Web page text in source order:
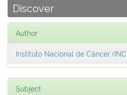
Discover
Author
Instituto Nacional de Câncer (INC...
Subject